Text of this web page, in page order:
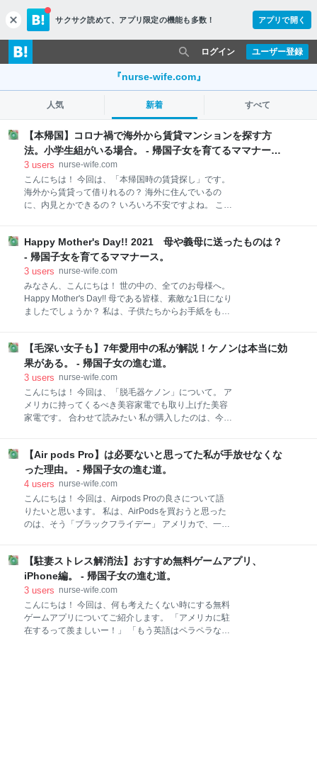
c
l
o
s
サクサク読めて、 アプリ限定の機能も多数！ アプリで開く
ユーザー登録
ログイン
『nurse-wife.com』
人気 新着 すべて
【本帰国】コロナ禍で海外から賃貸マンションを探す方
法。小学生組がいる場合。 - 帰国子女を育てるママナー
ス。
3 users nurse-wife.com
こんにちは！ 今回は、「本帰国時の賃貸探し」です。
海外から賃貸って借りれるの？ 海外に住んでいるの
に、内見とかできるの？ いろいろ不安ですよね。 これ
ことばかりでしたので、その経験をシェアします。 ※
会社経由の法人契約の方ではない、個人契約向けの記
事となっています。 数ヶ月前から希望エリア、希望物
件をイメージしておく 不動産屋に連絡してみる なぜそ
んな早くから不動産屋にコンタクトを取ったのか 【コ
ロナ禍】オンライン内見をする オンライン内見の利
約に注意 まとめ 数ヶ月前から希望エリア、希望物件を
イメージしておく 本帰国の時期のことは「なんとな
く」わかると思います。 「いつ頃本帰国か？」わ
Happy Mother's Day!! 2021 母や義母に送ったものは？
- 帰国子女を育てるママナース。
3 users nurse-wife.com
みなさん、こんにちは！ 世の中の、全てのお母様へ。
Happy Mother's Day!! 母である皆様、素敵な1日になり
ましたでしょうか？ 私は、子供たちからお手紙をもら
ても、お花を生けてみたいとは思わないのです。。。
誰かのおうちに飾っているのを見ると憧れるのです
が、どうしても管理ができないので。笑 それでは私が
母や義母にあげたものと私がもらったものをご紹介！
思いがけずもらった母の日プレゼントもご紹介。笑 義
母にあげたもの 義母にあげたものは、ちょっと高級な
ようになってきたっていうのもあるみたいだけど、お
肉は大好きだったのでたまにはいいかなと思い、こち
らを送りました。 喜んでもらえて何
【毛深い女子も】7年愛用中の私が解説！ケノンは本当に効
果がある。 - 帰国子女の進む道。
3 users nurse-wife.com
こんにちは！ 今回は、「脱毛器ケノン」について。 ア
メリカに持ってくるべき美容家電でも取り上げた美容
家電です。 合わせて読みたい 私が購入したのは、今か
すよね。でも元取れてます。もう７年間使ってるの
で。笑 高い以外に、悩んだのは、「毛深い女子」だっ
たというのもあります。 「毛が薄い人ならいいけど、
毛深い女子には効かないんじゃない？」と思い悩みま
した。 そんな私が、7年間のレビューをします。 毛深
いことへの悩み シェイバーで剃るとどうなるか 就職し
の期間で脱毛できた？または、効果出た？ ケノン使用
頻度は？ ケノンの照射の強さは？ 顔への効果は？ ケ
ノンのマイナス点 ケノンの購入先は？ まとめ
【Air pods Pro】は必要ないと思ってた私が手放せなくな
った理由。 - 帰国子女の進む道。
4 users nurse-wife.com
こんにちは！ 今回は、Airpods Proの良さについて語
りたいと思います。 私は、AirPodsを買おうと思った
のは、そう「ブラックフライデー」 アメリカで、一年
日の金曜日から一年で一番お安い時期のセールが始ま
ります。 （去年は、コロナ禍で店頭に密集するのを避
けるために、オンラインセールが例年より早く始まっ
ていたりするところがありました。） 最初は、
AirPodsを買おうと思っていたのですが、なぜProにし
たのか、主婦に必要あるのか、などについてお話しし
【駐妻ストレス解消法】おすすめ無料ゲームアプリ、
iPhone編。 - 帰国子女の進む道。
3 users nurse-wife.com
こんにちは！ 今回は、何も考えたくない時にする無料
ゲームアプリについてご紹介します。 「アメリカに駐
在するって羨ましいー！」 「もう英語はペラペラなん